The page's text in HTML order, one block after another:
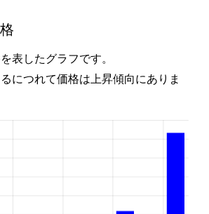
表したグラフです。
につれて価格は上昇傾向にありま